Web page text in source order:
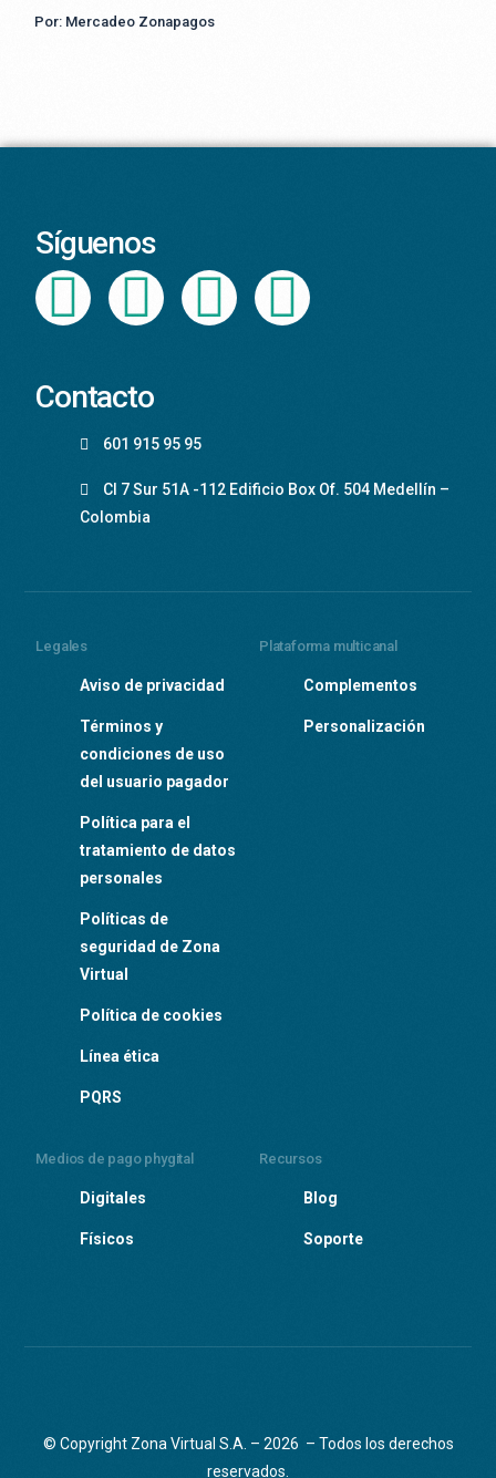
Por: Mercadeo Zonapagos
Síguenos
Contacto
601 915 95 95
Cl 7 Sur 51A -112 Edificio Box Of. 504 Medellín –
Colombia
Legales
Aviso de privacidad
Términos y
condiciones de uso
del usuario pagador
Política para el
tratamiento de datos
personales
Políticas de
seguridad de Zona
Virtual
Política de cookies
Línea ética
PQRS
Plataforma multicanal
Complementos
Personalización
Medios de pago phygital
Digitales
Físicos
Recursos
Blog
Soporte
© Copyright Zona Virtual S.A. – 2026 – Todos los derechos
reservados.